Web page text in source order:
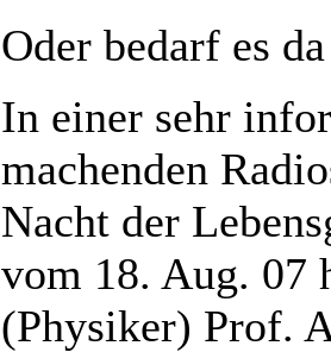
Oder bedarf es
In einer sehr
machenden
Nacht der
vom 18. Aug. 07
(Physiker) Prof.